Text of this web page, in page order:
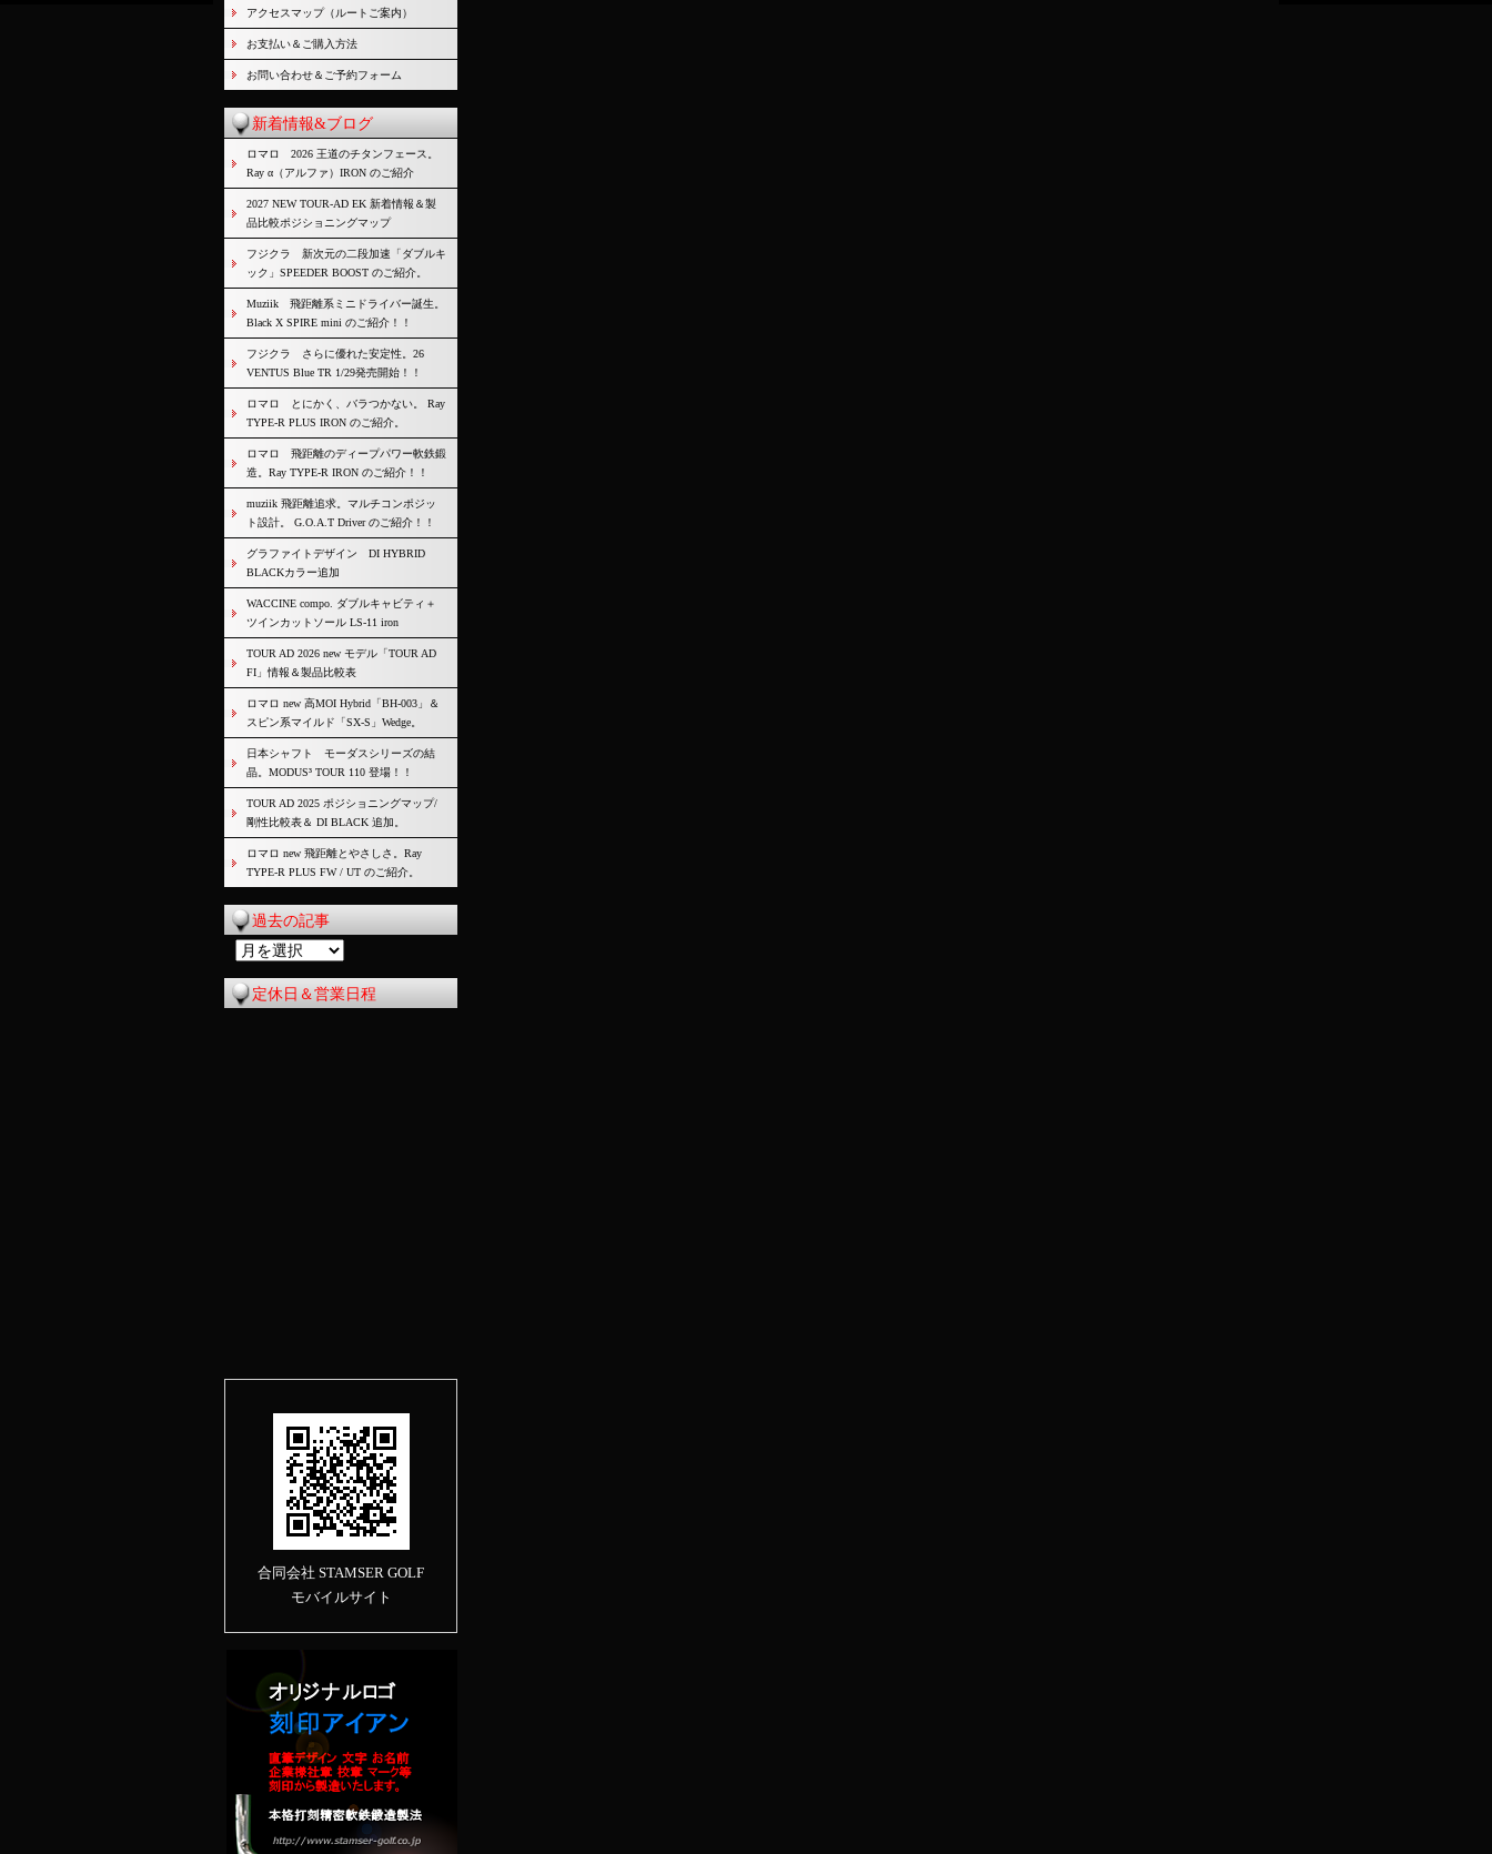
アクセスマップ（ルートご案内）
お支払い＆ご購入方法
お問い合わせ＆ご予約フォーム
新着情報&ブログ
ロマロ 2026 王道のチタンフェース。
Ray α（アルファ）IRON のご紹介
2027 NEW TOUR-AD EK 新着情報＆製
品比較ポジショニングマップ
フジクラ 新次元の二段加速「ダブルキ
ック」SPEEDER BOOST のご紹介。
Muziik 飛距離系ミニドライバー誕生。
Black X SPIRE mini のご紹介！！
フジクラ さらに優れた安定性。26
VENTUS Blue TR 1/29発売開始！！
ロマロ とにかく、バラつかない。 Ray
TYPE-R PLUS IRON のご紹介。
ロマロ 飛距離のディープパワー軟鉄鍛
造。Ray TYPE-R IRON のご紹介！！
muziik 飛距離追求。マルチコンポジッ
ト設計。 G.O.A.T Driver のご紹介！！
グラファイトデザイン DI HYBRID
BLACKカラー追加
WACCINE compo. ダブルキャビティ＋
ツインカットソール LS-11 iron
TOUR AD 2026 new モデル「TOUR AD
FI」情報＆製品比較表
ロマロ new 高MOI Hybrid「BH-003」＆
スピン系マイルド「SX-S」Wedge。
日本シャフト モーダスシリーズの結
晶。MODUS³ TOUR 110 登場！！
TOUR AD 2025 ポジショニングマップ/
剛性比較表＆ DI BLACK 追加。
ロマロ new 飛距離とやさしさ。Ray
TYPE-R PLUS FW / UT のご紹介。
過去の記事
の
定休日＆営業日程
合同会社 STAMSER GOLF
モバイルサイト